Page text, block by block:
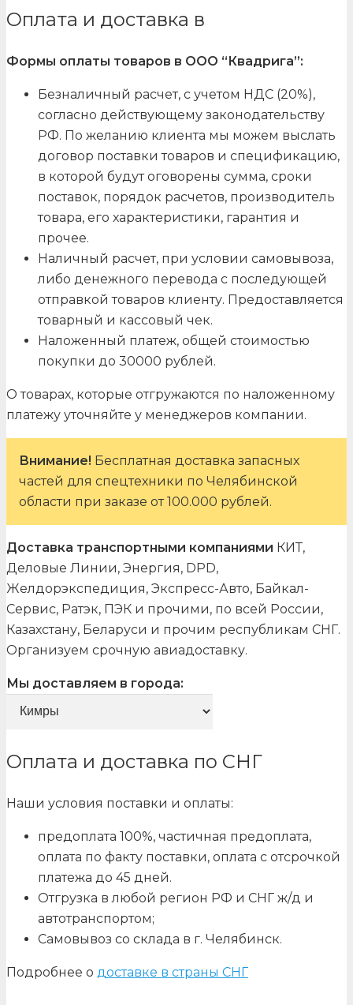
Оплата и доставка в
Формы оплаты товаров в ООО “Квадрига”:
Безналичный расчет, с учетом НДС (20%),
согласно действующему законодательству
РФ. По желанию клиента мы можем выслать
договор поставки товаров и спецификацию,
в которой будут оговорены сумма, сроки
поставок, порядок расчетов, производитель
товара, его характеристики, гарантия и
прочее.
Наличный расчет, при условии самовывоза,
либо денежного перевода с последующей
отправкой товаров клиенту. Предоставляется
товарный и кассовый чек.
Наложенный платеж, общей стоимостью
покупки до 30000 рублей.
О товарах, которые отгружаются по наложенному
платежу уточняйте у менеджеров компании.
Внимание! Бесплатная доставка запасных
частей для спецтехники по Челябинской
области при заказе от 100.000 рублей.
Доставка транспортными компаниями КИТ,
Деловые Линии, Энергия, DPD,
Желдорэкспедиция, Экспресс-Авто, Байкал-
Сервис, Ратэк, ПЭК и прочими, по всей России,
Казахстану, Беларуси и прочим республикам СНГ.
Организуем срочную авиадоставку.
Мы доставляем в города:
Оплата и доставка по СНГ
Наши условия поставки и оплаты:
предоплата 100%, частичная предоплата,
оплата по факту поставки, оплата с отсрочкой
платежа до 45 дней.
Отгрузка в любой регион РФ и СНГ ж/д и
автотранспортом;
Самовывоз со склада в г. Челябинск.
Подробнее о доставке в страны СНГ